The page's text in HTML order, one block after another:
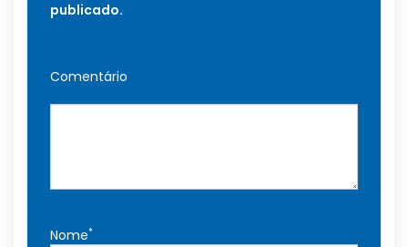
publicado.
Comentário
Nome*